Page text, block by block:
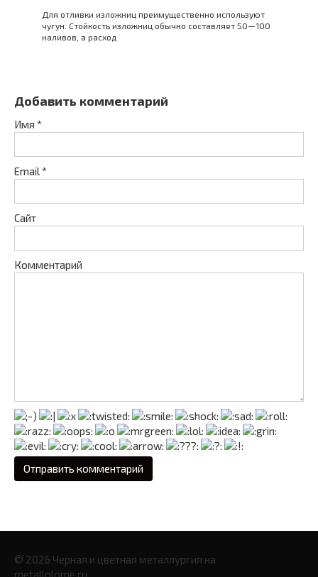
Для отливки изложниц преимущественно используют
чугун. Стойкость изложниц обычно составляет 50—100
наливов, а расход
Добавить комментарий
Имя *
Email*
Сайт
Комментарий
© 2026 Черная и цветная металлургия на
metallolome.ru